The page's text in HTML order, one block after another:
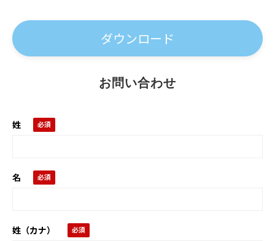
お問い合わせ
姓
名
姓（カナ）